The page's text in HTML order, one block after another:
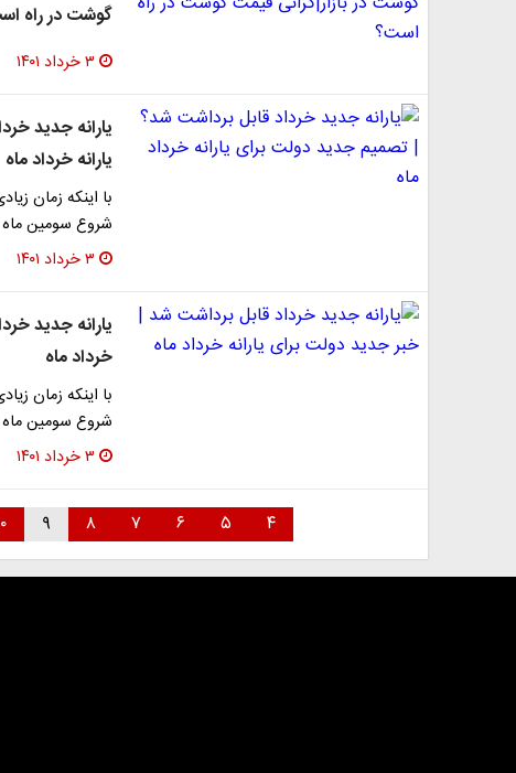
گوشت در راه
۳ خرداد ۱۴۰۱
یارانه جدید
یارانه خرداد ماه
​با اینکه زمان
شروع سومین
۳ خرداد ۱۴۰۱
​یارانه جدید
خرداد ماه
با اینکه زمان
شروع سومین
۳ خرداد ۱۴۰۱
۴ ۵ ۶ ۷ ۸ ۹